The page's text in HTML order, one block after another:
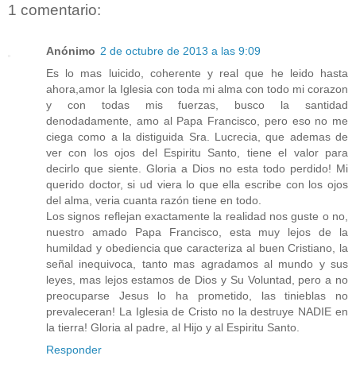
1 comentario:
Anónimo 2 de octubre de 2013 a las 9:09
Es lo mas luicido, coherente y real que he leido hasta
ahora,amor la Iglesia con toda mi alma con todo mi corazon
y con todas mis fuerzas, busco la santidad
denodadamente, amo al Papa Francisco, pero eso no me
ciega como a la distiguida Sra. Lucrecia, que ademas de
ver con los ojos del Espiritu Santo, tiene el valor para
decirlo que siente. Gloria a Dios no esta todo perdido! Mi
querido doctor, si ud viera lo que ella escribe con los ojos
del alma, veria cuanta razón tiene en todo.
Los signos reflejan exactamente la realidad nos guste o no,
nuestro amado Papa Francisco, esta muy lejos de la
humildad y obediencia que caracteriza al buen Cristiano, la
señal inequivoca, tanto mas agradamos al mundo y sus
leyes, mas lejos estamos de Dios y Su Voluntad, pero a no
preocuparse Jesus lo ha prometido, las tinieblas no
prevaleceran! La Iglesia de Cristo no la destruye NADIE en
la tierra! Gloria al padre, al Hijo y al Espiritu Santo.
Responder